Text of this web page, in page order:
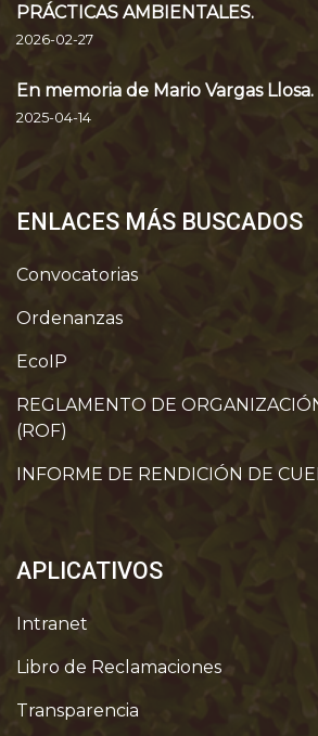
PRÁCTICAS AMBIENTALES.
2026-02-27
En memoria de Mario Vargas Llosa.
2025-04-14
ENLACES MÁS BUSCADOS
Convocatorias
Ordenanzas
EcoIP
REGLAMENTO DE
(ROF)
INFORME DE RENDICIÓN DE
APLICATIVOS
Intranet
Libro de Reclamaciones
Transparencia